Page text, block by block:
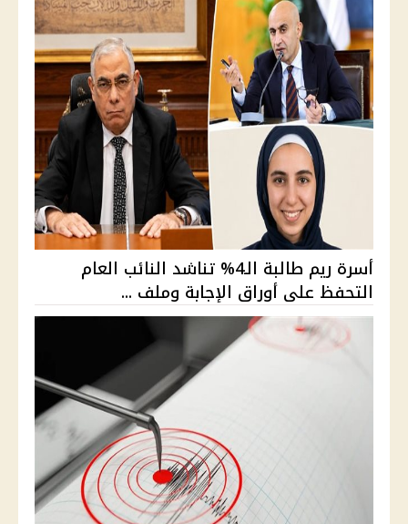
أسرة ريم طالبة الـ4% تناشد النائب العام
التحفظ على أوراق الإجابة وملف ...